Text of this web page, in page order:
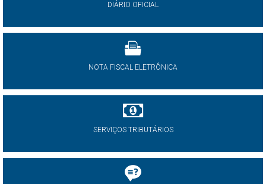
DIÁRIO OFICIAL
NOTA FISCAL ELETRÔNICA
SERVIÇOS TRIBUTÁRIOS